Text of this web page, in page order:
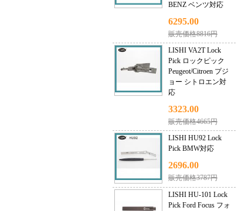
BENZ ベンツ対応
6295.00
販売価格8816円
LISHI VA2T Lock
Pick ロックピック
Peugeot/Citroen プジ
ョー シトロエン対
応
3323.00
販売価格4665円
LISHI HU92 Lock
Pick BMW対応
2696.00
販売価格3787円
LISHI HU-101 Lock
Pick Ford Focus フォ